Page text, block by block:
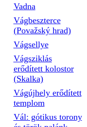
Vadna
Vágbeszterce
(Považský hrad)
Vágsellye
Vágsziklás
erődített kolostor
(Skalka)
Vágújhely erődített
templom
Vál: gótikus torony